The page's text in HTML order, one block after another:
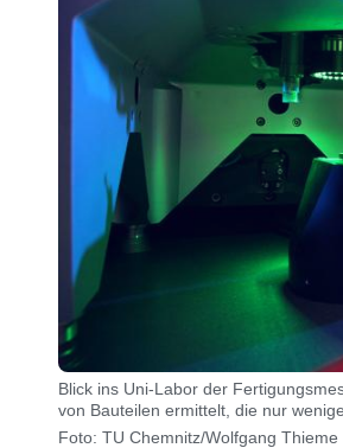
Blick ins Uni-Labor der
von Bauteilen ermittelt, die nur
Foto: TU Chemnitz/Wolfgang Thieme